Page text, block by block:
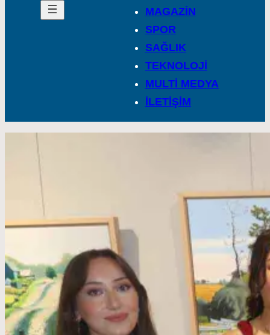
MAGAZİN
SPOR
SAĞLIK
TEKNOLOJİ
MULTİ MEDYA
İLETİŞİM